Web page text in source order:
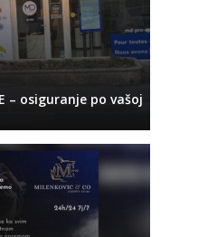
– osiguranje po vašoj